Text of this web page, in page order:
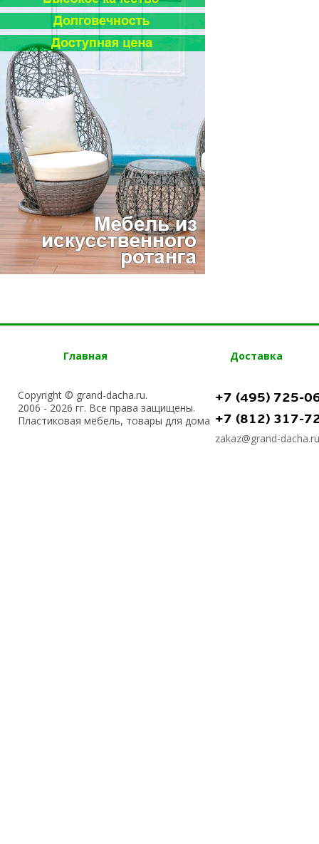
Главная Доставка
Copyright © grand-dacha.ru.
2006 - 2026 гг. Все права защищены.
Пластиковая мебель, товары для дома
+7 (495) 725-
+7 (812) 317-
zakaz@grand-dacha.ru